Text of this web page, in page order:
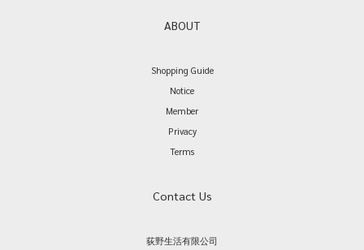
ABOUT
Shopping Guide
Notice
Member
Privacy
Terms
Contact Us
荻野生活有限公司